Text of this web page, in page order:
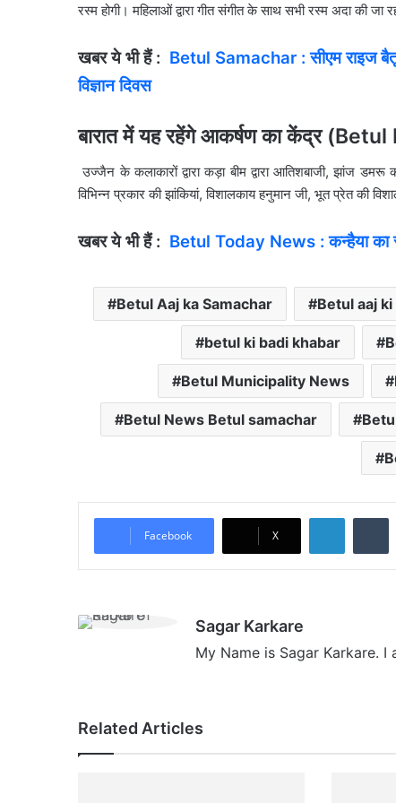
रस्म होगी। महिलाओं द्वारा गीत संगीत के साथ सभी रस्म अदा की
खबर ये भी हैं : Betul Samachar : सीएम राइज
विज्ञान दिवस
बारात में यह रहेंगे आकर्षण का केंद्र
उज्जैन के कलाकारों द्वारा कड़ा बीम द्वारा आतिशबाजी, झांज डमरू
विभिन्न प्रकार की झांकियां, विशालकाय हनुमान जी, भूत प्रेत की
खबर ये भी हैं : Betul Today News : कन्हैया
Betul Aaj ka Samachar Betul aaj
betul ki badi khabar
Betul Municipality News
Betul News Betul samachar
Facebook X
Sagar Karkare
My Name is Sagar Karkare.
Related Articles